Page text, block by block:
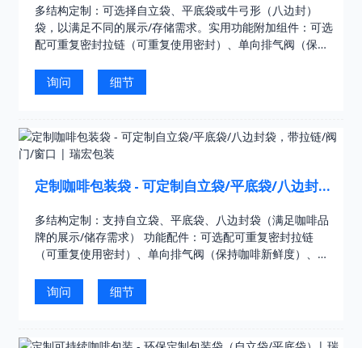
多结构定制：可选择自立袋、平底袋或牛弓形（八边封）
袋，以满足不同的展示/存储需求。实用功能附加组件：可选
配可重复密封拉链（可重复使用密封）、单向排气阀（保持
业领先的高品质印刷技术……
询问 细节
定制咖啡包装袋 - 可定制自立袋/平底袋/八边封
多结构定制：支持自立袋、平底袋、八边封袋（满足咖啡品
牌的展示/储存需求） 功能配件：可选配可重复密封拉链
（可重复使用密封）、单向排气阀（保持咖啡新鲜度）、透
询问 细节